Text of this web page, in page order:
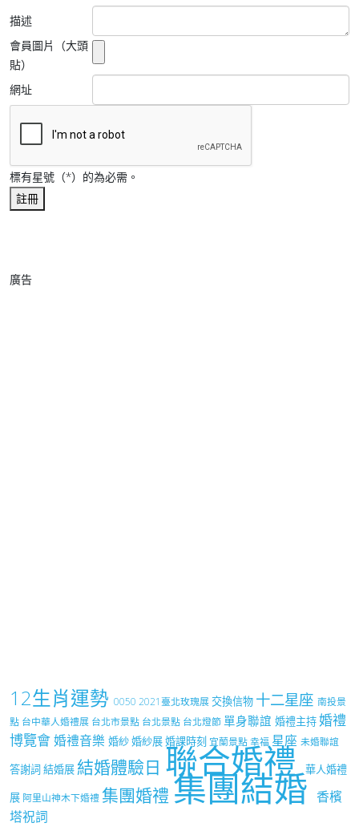
描述
會員圖片（大頭
貼）
網址
標有星號（*）的為必需。
註冊
廣告
12生肖運勢 0050 2021臺北玫瑰展交換信物 十二星座 南投景
點 台中華人婚禮展 台北市景點 台北景點 台北燈節單身聯誼 婚禮主持婚禮
博覽會婚禮音樂 婚紗婚紗展婚課時刻 宜蘭景點幸福 星座 未婚聯誼
答謝詞結婚展 結婚體驗日 聯合婚禮華人婚禮
展 阿里山神木下婚禮集團婚禮 集團結婚香檳
塔祝詞